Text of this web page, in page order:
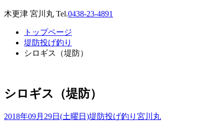
木更津 宮川丸 Tel.0438-23-4891
トップページ
堤防投げ釣り
シロギス（堤防）
シロギス（堤防）
2018年09月29日(土曜日)堤防投げ釣り 宮川丸